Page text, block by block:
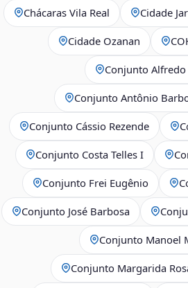
Chácaras Vila Real Cidade
Cidade Ozanan
Conjunto
Conjunto Antônio
Conjunto Cássio Rezende
Conjunto Costa Telles I
Conjunto Frei Eugênio
Conjunto José Barbosa
Conjunto Manoel
Conjunto Margarida